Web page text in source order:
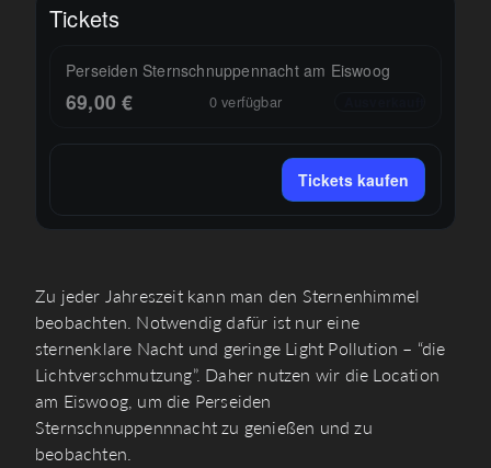
Tickets
Perseiden Sternschnuppennacht am Eiswoog
69,00 € 0 verfügbar
Tickets kaufen
Zu jeder Jahreszeit kann man den Sternenhimmel
beobachten. Notwendig dafür ist nur eine
sternenklare Nacht und geringe Light Pollution – “die
Lichtverschmutzung”. Daher nutzen wir die Location
am Eiswoog, um die Perseiden
Sternschnuppennnacht zu genießen und zu
beobachten.